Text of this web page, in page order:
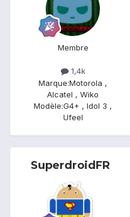
Membre
1,4k
Marque:Motorola ,
Alcatel , Wiko
Modèle:G4+ , Idol 3 ,
Ufeel
SuperdroidFR